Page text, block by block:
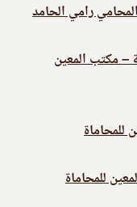
رامي الحامد
– مكتب المعين
للمحاماة
للمحاماة